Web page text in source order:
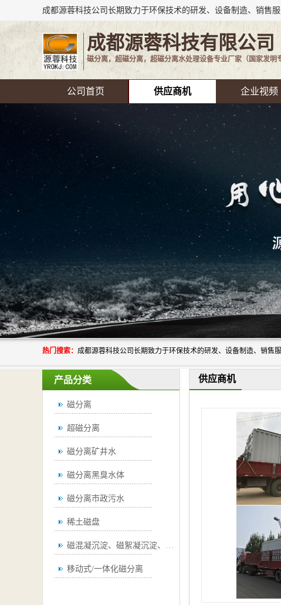
成都源蓉科技有限公司
磁分离，超磁分离，超磁分离水处理设备专业厂家（国家发明
公司首页 供应商机 企业视频
热门搜索：
产品分类
磁分离
超磁分离
磁分离矿井水
磁分离黑臭水体
磁分离市政污水
稀土磁盘
磁混凝沉淀、磁絮凝沉淀、磁澄清
移动式/一体化磁分离
供应商机